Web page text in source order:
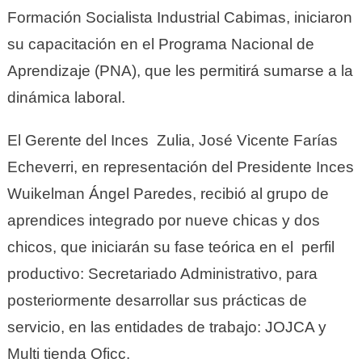
Formación Socialista Industrial Cabimas, iniciaron
su capacitación en el Programa Nacional de
Aprendizaje (PNA), que les permitirá sumarse a la
dinámica laboral.
El Gerente del Inces Zulia, José Vicente Farías
Echeverri, en representación del Presidente Inces
Wuikelman Ángel Paredes, recibió al grupo de
aprendices integrado por nueve chicas y dos
chicos, que iniciarán su fase teórica en el perfil
productivo: Secretariado Administrativo, para
posteriormente desarrollar sus prácticas de
servicio, en las entidades de trabajo: JOJCA y
Multi tienda Oficc.